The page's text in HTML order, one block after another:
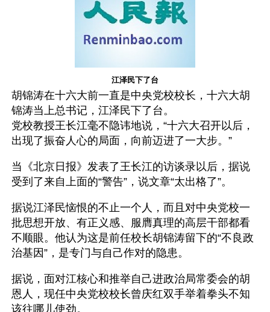
江泽民下了台
胡锦涛在十六大前一直是中央党校校长，十六大胡
锦涛当上总书记，江泽民下了台。
党校教授王长江毫不隐讳地说，“十六大召开以后，
出现了振奋人心的局面，向前迈进了一大步。”
当《北京日报》发表了王长江的访谈录以后，据说
受到了来自上面的“警告”，说文章“太出格了”。
据说江泽民恼恨的不止一个人，而且对中央党校一
批思想开放、有正义感、服膺真理的高层干部都看
不顺眼。他认为这是前任校长胡锦涛留下的“不良政
治基因”，是专门与自己作对的隐患。
据说，面对江核心和推举自己进政治局常委会的胡
恩人，现任中央党校校长曾庆红双手举着拳头不知